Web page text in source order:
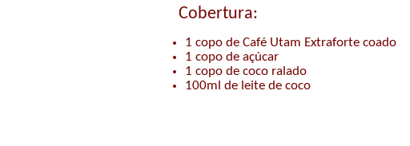
Cobertura:
1 copo de Café Utam Extraforte coado
1 copo de açúcar
1 copo de coco ralado
100ml de leite de coco